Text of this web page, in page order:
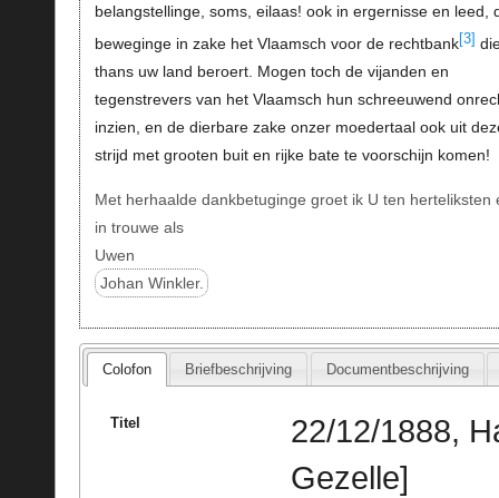
belangstellinge, soms, eilaas! ook in ergernisse en leed,
beweginge in zake het Vlaamsch voor de rechtbank[3]
thans uw land beroert. Mogen toch de vijanden en
tegenstrevers van het Vlaamsch hun schreeuwend
inzien, en de dierbare zake onzer moedertaal ook uit
strijd met grooten buit en rijke bate te voorschijn komen!
Met herhaalde dankbetuginge groet ik U ten herteliksten
in trouwe als
Uwen
Johan Winkler.
Colofon Briefbeschrijving Documentbeschrijving
Titel
22/12/1888,
Gezelle]